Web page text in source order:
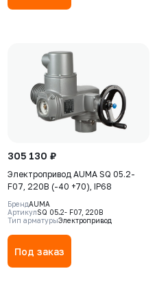
305 130 ₽
Электропривод AUMA SQ 05.2-
F07, 220В (-40 +70), IP68
БрендAUMA
АртикулSQ 05.2- F07, 220В
Тип арматурыЭлектропривод
Под заказ